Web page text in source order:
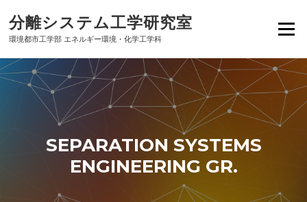
content
分離システム工学研究室
環境都市工学部 エネルギー環境・化学工学科
Menu
SEPARATION SYSTEMS
ENGINEERING GR.